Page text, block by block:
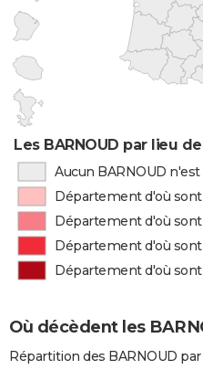
Les BARNOUD par lieu
Aucun BARNOUD
Département d'où
Département d'où
Département d'où
Département d'où
Où décèdent les
Répartition des BARNOUD